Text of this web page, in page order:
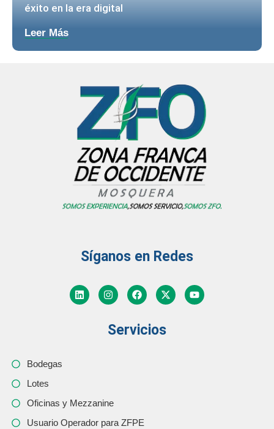
éxito en la era digital
Leer Más
Síganos en Redes
Servicios
Bodegas
Lotes
Oficinas y Mezzanine
Usuario Operador para ZFPE